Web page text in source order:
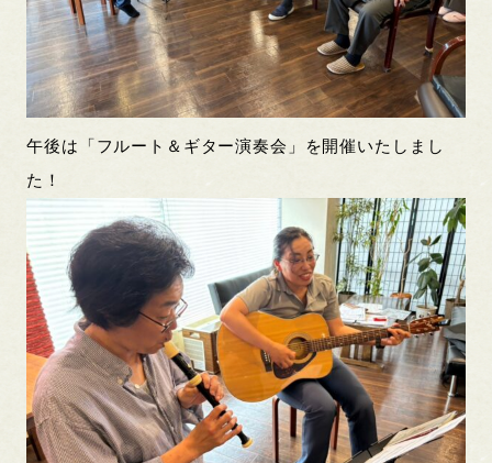
午後は「フルート＆ギター演奏会」を開催いたしまし
た！